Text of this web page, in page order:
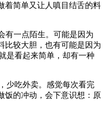
着简单又让人嗔目结舌的料
有一点陌生。可能是因为
比较大胆，也有可能是因为
是看起来简单，却有一种
少吃外卖。感觉每次看完
饭的冲动，会下意识想：原